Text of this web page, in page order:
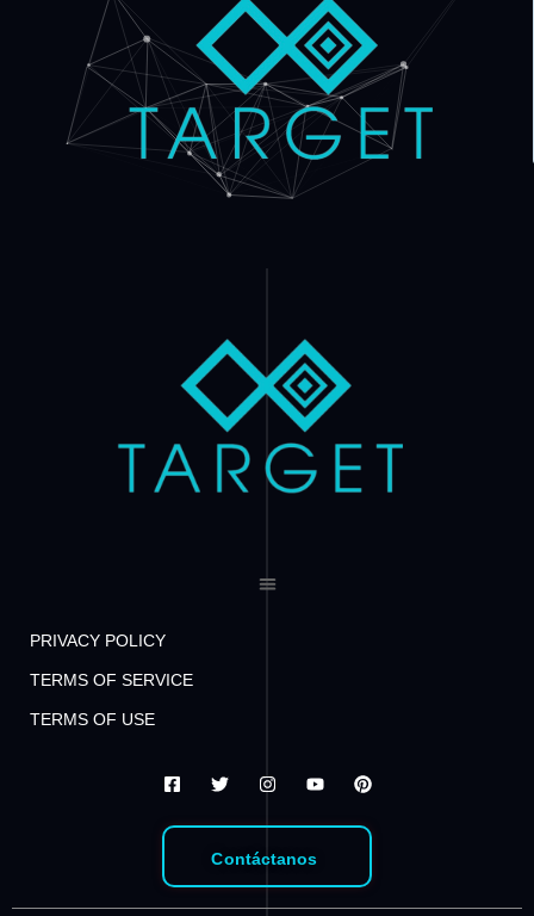
PRIVACY POLICY
TERMS OF SERVICE
TERMS OF USE
Contáctanos